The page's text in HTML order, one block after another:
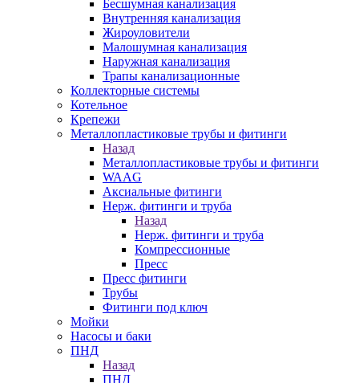
Бесшумная канализация
Внутренняя канализация
Жироуловители
Малошумная канализация
Наружная канализация
Трапы канализационные
Коллекторные системы
Котельное
Крепежи
Металлопластиковые трубы и фитинги
Назад
Металлопластиковые трубы и фитинги
WAAG
Аксиальные фитинги
Нерж. фитинги и труба
Назад
Нерж. фитинги и труба
Компрессионные
Пресс
Пресс фитинги
Трубы
Фитинги под ключ
Мойки
Насосы и баки
ПНД
Назад
ПНД